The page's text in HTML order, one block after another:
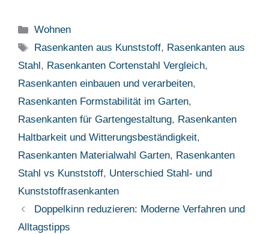
Kategorien
Wohnen
Schlagwörter
Rasenkanten aus Kunststoff, Rasenkanten aus
Stahl , Rasenkanten Cortenstahl Vergleich,
Rasenkanten einbauen und verarbeiten,
Rasenkanten Formstabilität im Garten,
Rasenkanten für Gartengestaltung, Rasenkanten
Haltbarkeit und Witterungsbeständigkeit,
Rasenkanten Materialwahl Garten, Rasenkanten
Stahl vs Kunststoff, Unterschied Stahl- und
Kunststoffrasenkanten
Doppelkinn reduzieren: Moderne Verfahren und
Alltagstipps